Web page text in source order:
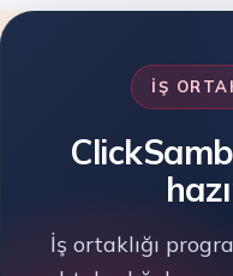
İŞ
İş ortaklığı